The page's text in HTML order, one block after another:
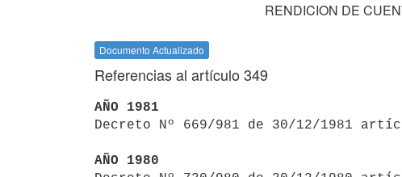
RENDICION DE
Documento Actualizado
Referencias al artículo 349
AÑO 1981
Decreto Nº 669/981 de 30/12/1981
AÑO 1980